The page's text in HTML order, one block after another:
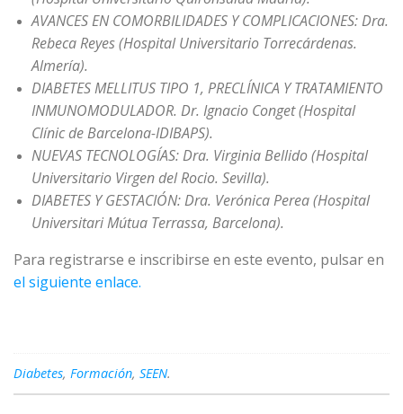
AVANCES EN COMORBILIDADES Y COMPLICACIONES: Dra.
Rebeca Reyes (Hospital Universitario Torrecárdenas.
Almería).
DIABETES MELLITUS TIPO 1, PRECLÍNICA Y TRATAMIENTO
INMUNOMODULADOR. Dr. Ignacio Conget (Hospital
Clínic de Barcelona-IDIBAPS).
NUEVAS TECNOLOGÍAS: Dra. Virginia Bellido (Hospital
Universitario Virgen del Rocio. Sevilla).
DIABETES Y GESTACIÓN: Dra. Verónica Perea (Hospital
Universitari Mútua Terrassa, Barcelona).
Para registrarse e inscribirse en este evento, pulsar en
el siguiente enlace.
Diabetes, Formación, SEEN.